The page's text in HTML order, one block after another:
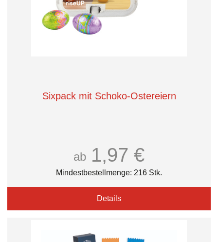
Sixpack mit Schoko-Ostereiern
ab 1,97 €
Mindestbestellmenge: 216 Stk.
Details